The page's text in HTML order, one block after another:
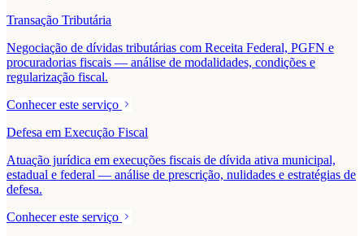
Transação Tributária
Negociação de dívidas tributárias com Receita Federal, PGFN e
procuradorias fiscais — análise de modalidades, condições e
regularização fiscal.
Conhecer este serviço
Defesa em Execução Fiscal
Atuação jurídica em execuções fiscais de dívida ativa municipal,
estadual e federal — análise de prescrição, nulidades e estratégias de
defesa.
Conhecer este serviço